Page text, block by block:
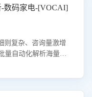
-数码家电-[VOCAI]
则复杂、咨询量激增
量自动化解析海量客
洞察决策动因。同